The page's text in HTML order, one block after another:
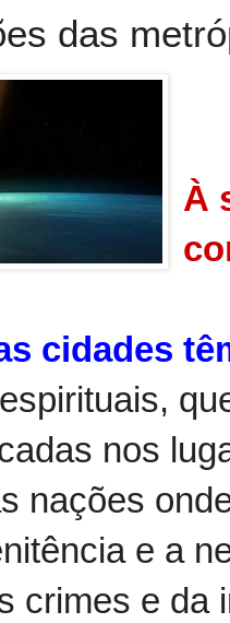
das
À
cidades
nos
nações
e a
crimes e da